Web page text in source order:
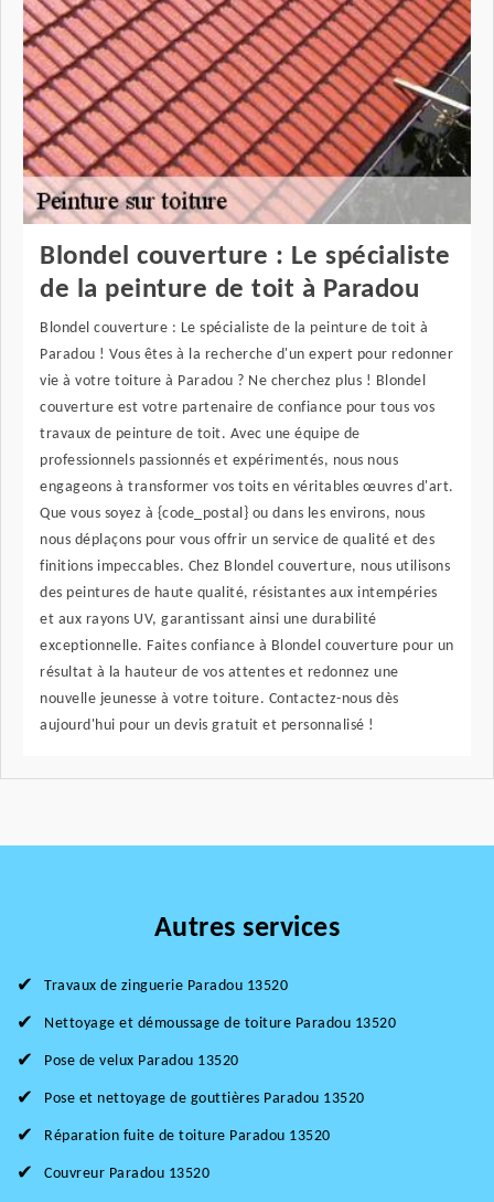
Blondel couverture : Le spécialiste
de la peinture de toit à Paradou
Blondel couverture : Le spécialiste de la peinture de toit à
Paradou ! Vous êtes à la recherche d'un expert pour redonner
vie à votre toiture à Paradou ? Ne cherchez plus ! Blondel
couverture est votre partenaire de confiance pour tous vos
travaux de peinture de toit. Avec une équipe de
professionnels passionnés et expérimentés, nous nous
engageons à transformer vos toits en véritables œuvres d'art.
Que vous soyez à {code_postal} ou dans les environs, nous
nous déplaçons pour vous offrir un service de qualité et des
finitions impeccables. Chez Blondel couverture, nous utilisons
des peintures de haute qualité, résistantes aux intempéries
et aux rayons UV, garantissant ainsi une durabilité
exceptionnelle. Faites confiance à Blondel couverture pour un
résultat à la hauteur de vos attentes et redonnez une
nouvelle jeunesse à votre toiture. Contactez-nous dès
aujourd'hui pour un devis gratuit et personnalisé !
Autres services
Travaux de zinguerie Paradou 13520
Nettoyage et démoussage de toiture Paradou 13520
Pose de velux Paradou 13520
Pose et nettoyage de gouttières Paradou 13520
Réparation fuite de toiture Paradou 13520
Couvreur Paradou 13520